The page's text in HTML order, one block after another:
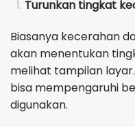
Turunkan tingkat
Biasanya kecerahan
akan menentukan
melihat tampilan
bisa mempengaruhi
digunakan.